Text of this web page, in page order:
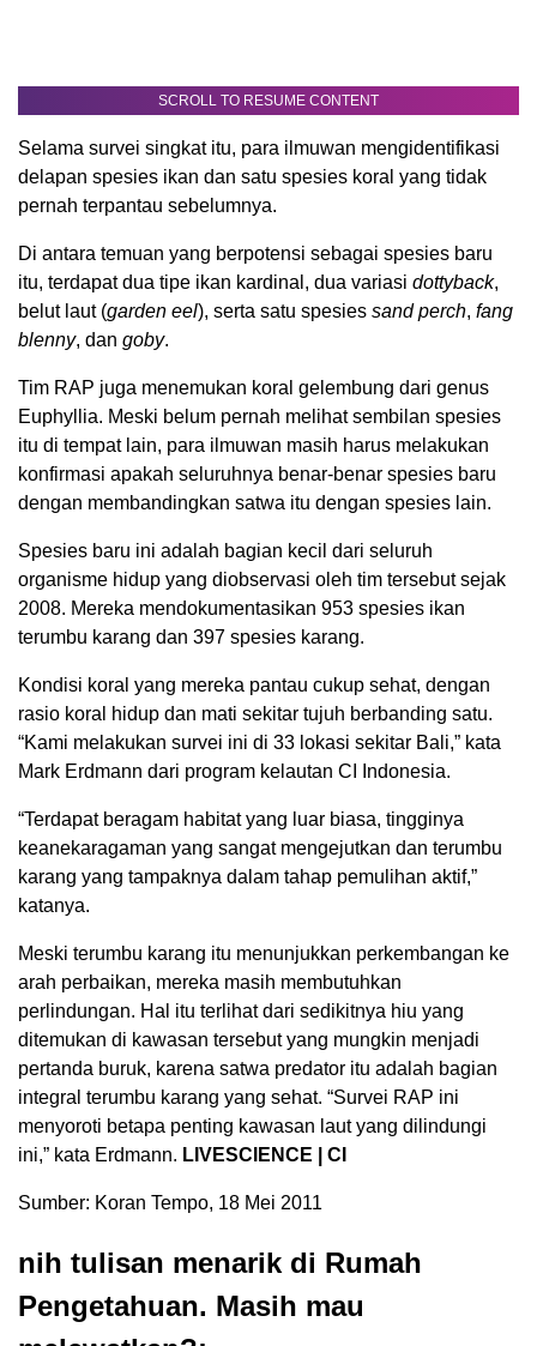
SCROLL TO RESUME CONTENT
Selama survei singkat itu, para ilmuwan mengidentifikasi
delapan spesies ikan dan satu spesies koral yang tidak
pernah terpantau sebelumnya.
Di antara temuan yang berpotensi sebagai spesies baru
itu, terdapat dua tipe ikan kardinal, dua variasi dottyback,
belut laut (garden eel), serta satu spesies sand perch, fang
blenny, dan goby.
Tim RAP juga menemukan koral gelembung dari genus
Euphyllia. Meski belum pernah melihat sembilan spesies
itu di tempat lain, para ilmuwan masih harus melakukan
konfirmasi apakah seluruhnya benar-benar spesies baru
dengan membandingkan satwa itu dengan spesies lain.
Spesies baru ini adalah bagian kecil dari seluruh
organisme hidup yang diobservasi oleh tim tersebut sejak
2008. Mereka mendokumentasikan 953 spesies ikan
terumbu karang dan 397 spesies karang.
Kondisi koral yang mereka pantau cukup sehat, dengan
rasio koral hidup dan mati sekitar tujuh berbanding satu.
“Kami melakukan survei ini di 33 lokasi sekitar Bali,” kata
Mark Erdmann dari program kelautan CI Indonesia.
“Terdapat beragam habitat yang luar biasa, tingginya
keanekaragaman yang sangat mengejutkan dan terumbu
karang yang tampaknya dalam tahap pemulihan aktif,”
katanya.
Meski terumbu karang itu menunjukkan perkembangan ke
arah perbaikan, mereka masih membutuhkan
perlindungan. Hal itu terlihat dari sedikitnya hiu yang
ditemukan di kawasan tersebut yang mungkin menjadi
pertanda buruk, karena satwa predator itu adalah bagian
integral terumbu karang yang sehat. “Survei RAP ini
menyoroti betapa penting kawasan laut yang dilindungi
ini,” kata Erdmann. LIVESCIENCE | CI
Sumber: Koran Tempo, 18 Mei 2011
nih tulisan menarik di Rumah
Pengetahuan. Masih mau